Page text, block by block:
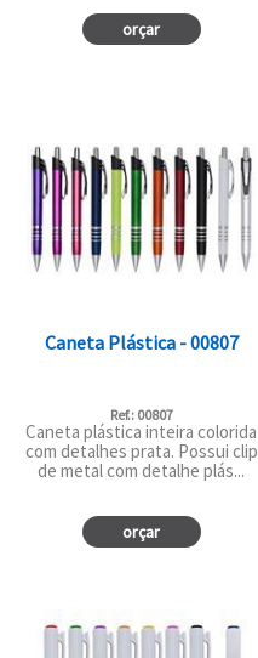
orçar
Caneta Plástica - 00807
Ref.: 00807
Caneta plástica inteira colorida
com detalhes prata. Possui clip
de metal com detalhe plás...
orçar